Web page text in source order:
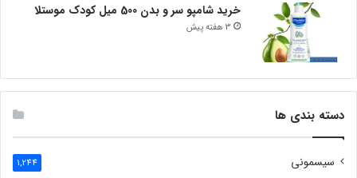
خرید شامپو سر و بدن 500 میل کودک موستلا
3 هفته پیش
دسته بندی ها
سیسمونی 1,244